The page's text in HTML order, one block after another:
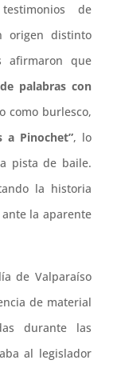
de
origen distinto
afirmaron que
palabras con
como burlesco,
a Pinochet”, lo
pista de baile.
la historia
la aparente
de Valparaíso
de material
durante las
al legislador